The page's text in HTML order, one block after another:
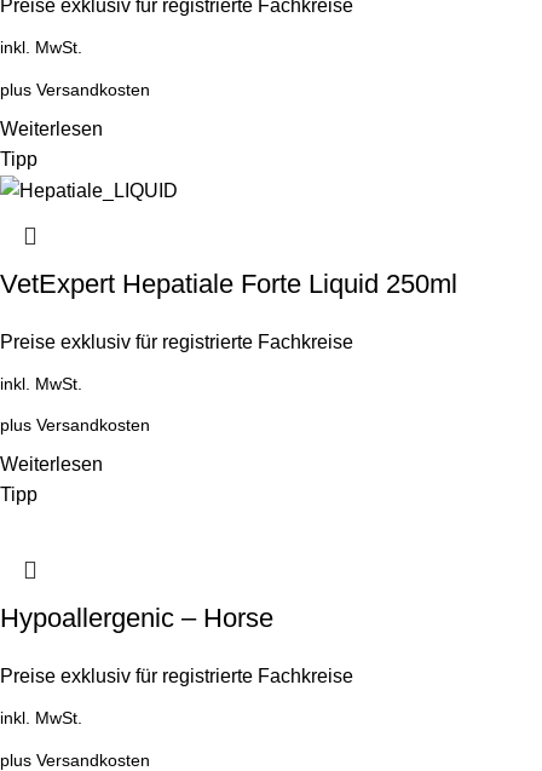
Preise exklusiv für registrierte Fachkreise
inkl. MwSt.
plus Versandkosten
Weiterlesen
Tipp
VetExpert Hepatiale Forte Liquid 250ml
Preise exklusiv für registrierte Fachkreise
inkl. MwSt.
plus Versandkosten
Weiterlesen
Tipp
Hypoallergenic – Horse
Preise exklusiv für registrierte Fachkreise
inkl. MwSt.
plus Versandkosten